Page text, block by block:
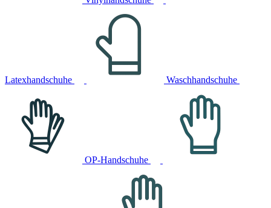
Latexhandschuhe Waschhandschuhe
OP-Handschuhe